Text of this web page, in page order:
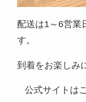
配送は1～6営業
す。
到着をお楽しみ
公式サイトは